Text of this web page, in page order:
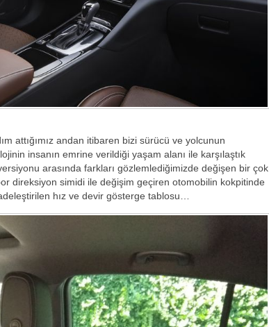
attığımız andan itibaren bizi sürücü ve yolcunun
insanın emrine verildiği yaşam alanı ile karşılaştık
arasında farkları gözlemlediğimizde değişen bir çok
direksiyon simidi ile değişim geçiren otomobilin kokpitinde
hız ve devir gösterge tablosu…